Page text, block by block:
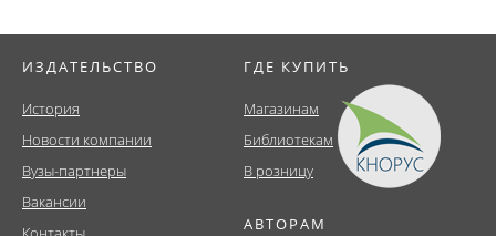
ИЗДАТЕЛЬСТВО
История
Новости компании
Вузы-партнеры
Вакансии
ГДЕ КУПИТЬ
Магазинам
Библиотекам
В розницу
АВТОРАМ